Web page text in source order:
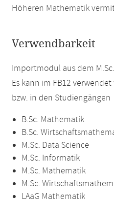
Höheren Mathematik
Verwendbarkeit
Importmodul aus dem
Es kann im FB12
bzw. in den Studiengängen
B.Sc. Mathematik
B.Sc.
M.Sc. Data Science
M.Sc. Informatik
M.Sc. Mathematik
M.Sc.
LAaG Mathematik